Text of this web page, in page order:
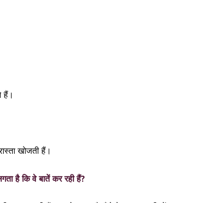
हैं।
खोजती हैं।
है कि वे बातें कर रही हैं?